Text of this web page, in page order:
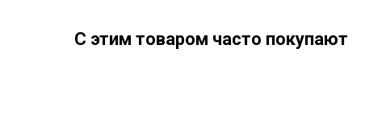
С этим товаром часто покупают